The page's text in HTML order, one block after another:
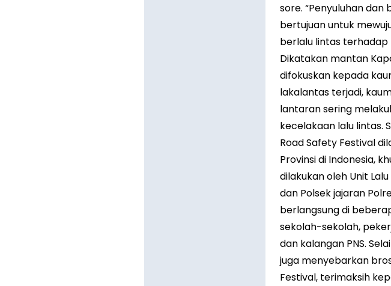
sore. “Penyuluhan dan
bertujuan untuk
berlalu lintas terhadap
Dikatakan mantan
difokuskan kepada
lakalantas terjadi,
lantaran sering
kecelakaan lalu lintas.
Road Safety Festival
Provinsi di Indonesia,
dilakukan oleh Unit
dan Polsek jajaran
berlangsung di
sekolah-sekolah,
dan kalangan PNS.
juga menyebarkan
Festival, terimaksih